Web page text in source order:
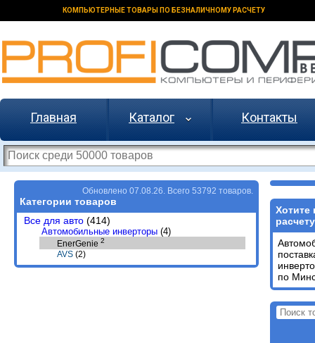
КОМПЬЮТЕРНЫЕ ТОВАРЫ ПО БЕЗНАЛИЧНОМУ РАСЧЕТУ
Главная Каталог Контакты
Обновлено 07.08.26. Всего 53792 товаров.
Категории товаров
Все для авто (414)
Автомобильные инверторы (4)
EnerGenie 2
AVS (2)
Хотите
по